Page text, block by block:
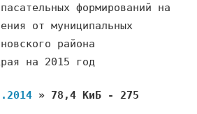
формирований на
от муниципальных
района
на 2015 год
» 78,4 КиБ - 275